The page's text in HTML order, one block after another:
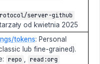
server-github
od kwietnia 2025
tokens: Personal
lub fine-grained).
repo read:org